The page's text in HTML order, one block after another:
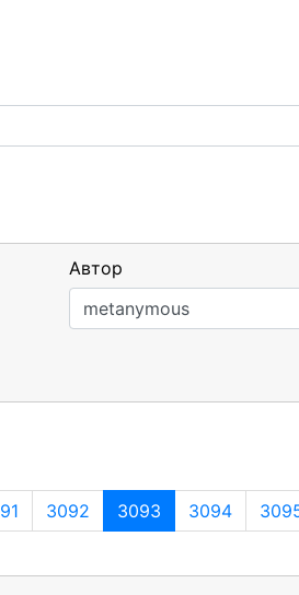
Автор
3092 3093 3094